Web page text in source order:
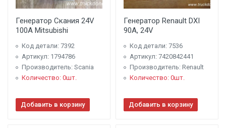
Генератор Скания 24V
100A Mitsubishi
Код детали: 7392
Артикул: 1794786
Производитель: Scania
Количество: 0шт.
Добавить в корзину
Генератор Renault DXI
90A, 24V
Код детали: 7536
Артикул: 7420842441
Производитель: Renault
Количество: 0шт.
Добавить в корзину